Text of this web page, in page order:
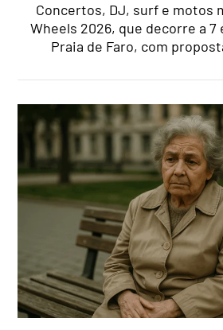
Concertos, DJ, surf e motos
Wheels 2026, que decorre a 7
Praia de Faro, com